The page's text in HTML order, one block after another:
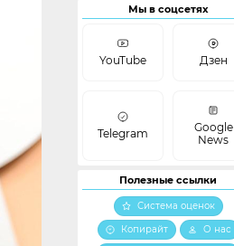
Мы в соцсетях
YouTube Дзен
Telegram
Google
News
Полезные ссылки
Система оценок
Копирайт
О нас